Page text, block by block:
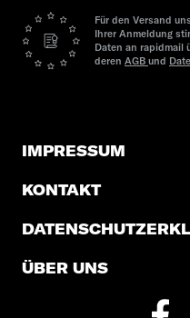
Für den Versand
Ihrer Anmeldung
Daten an rapidmail
deren AGB und
IMPRESSUM
KONTAKT
ÜBER UNS